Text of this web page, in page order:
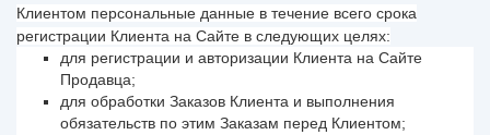
Клиентом персональные данные в течение всего срока
регистрации Клиента на Сайте в следующих целях:
для регистрации и авторизации Клиента на Сайте
Продавца;
для обработки Заказов Клиента и выполнения
обязательств по этим Заказам перед Клиентом;